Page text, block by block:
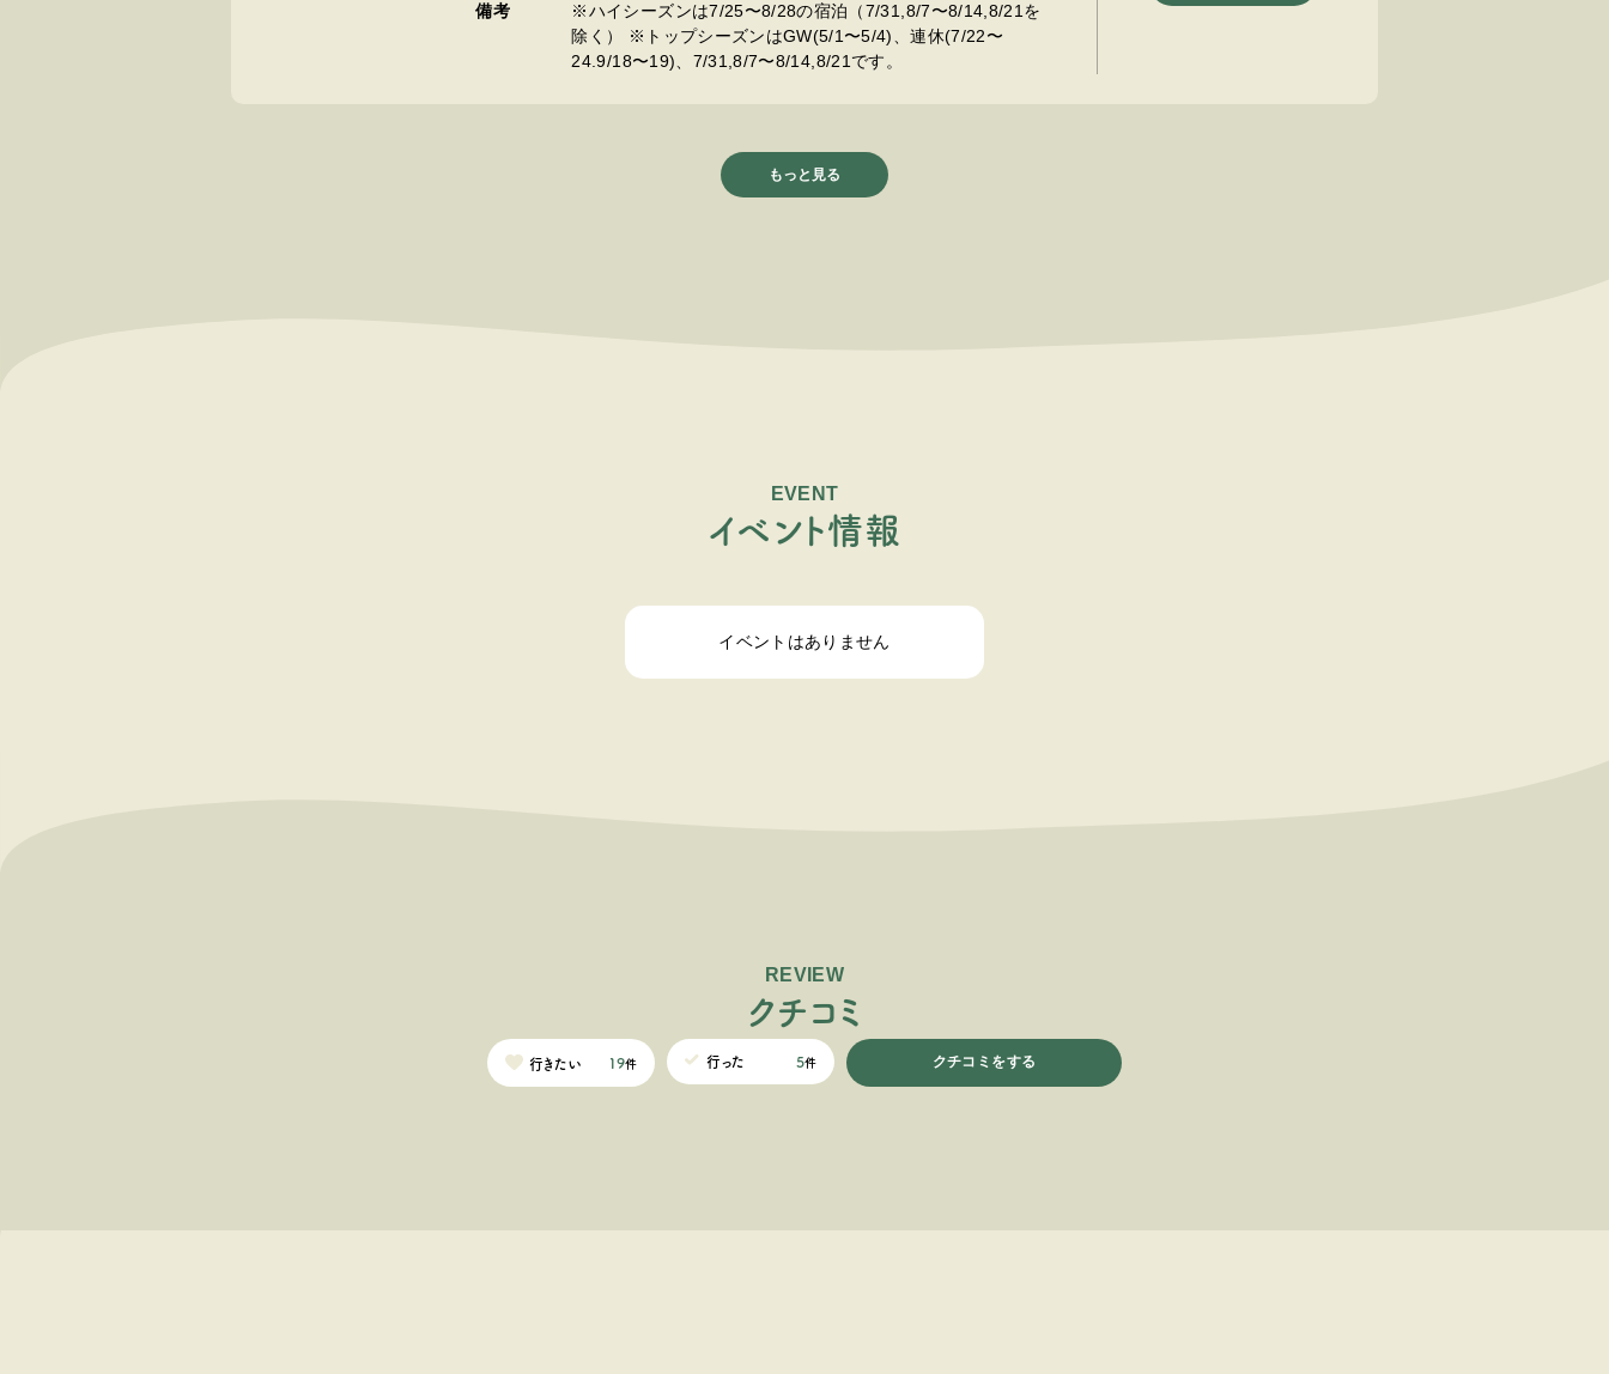
備考
※ハイシーズンは7/25〜8/28の宿泊（7/31,8/7〜8/14,8/21を
除く） ※トップシーズンはGW(5/1〜5/4)、連休(7/22〜
24.9/18〜19)、7/31,8/7〜8/14,8/21です。
もっと見る
EVENT
イベ ン ト情報
イベントはありません
REVIEW
クチ コ ミ
行きたい 19件 行った 5件 クチコミをする